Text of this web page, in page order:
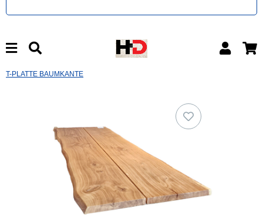
T-PLATTE BAUMKANTE